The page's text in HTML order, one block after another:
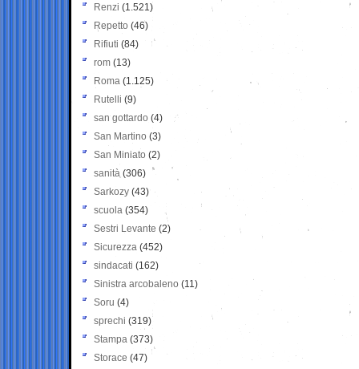
Renzi (1.521)
Repetto (46)
Rifiuti (84)
rom (13)
Roma (1.125)
Rutelli (9)
san gottardo (4)
San Martino (3)
San Miniato (2)
sanità (306)
Sarkozy (43)
scuola (354)
Sestri Levante (2)
Sicurezza (452)
sindacati (162)
Sinistra arcobaleno (11)
Soru (4)
sprechi (319)
Stampa (373)
Storace (47)